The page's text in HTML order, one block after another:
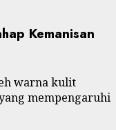
Kemanisan
warna kulit
mempengaruhi